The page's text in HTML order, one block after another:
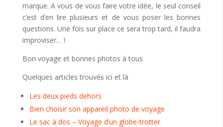
marque. A vous de vous faire votre idée, le seul conseil
c’est d’en lire plusieurs et de vous poser les bonnes
questions. Une fois sur place ce sera trop tard, il faudra
improviser… !
Bon voyage et bonnes photos à tous
Quelques articles trouvés ici et là
Les deux pieds dehors
Bien choisir son appareil photo de voyage
Le sac à dos – Voyage d’un globe-trotter